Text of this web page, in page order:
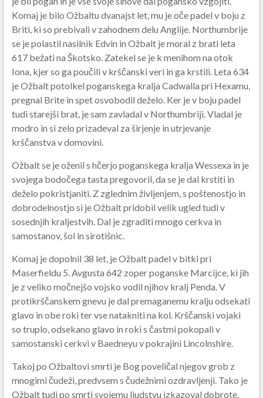
Komaj je bilo Ožbaltu dvanajst let, mu je oče padel v boju z
Briti, ki so prebivali v zahodnem delu Anglije. Northumbrije
se je polastil nasilnik Edvin in Ožbalt je moral z brati leta
617 bežati na Škotsko. Zatekel se je k menihom na otok
Iona, kjer so ga poučili v krščanski veri in ga krstili. Leta 634
je Ožbalt potolkel poganskega kralja Cadwalla pri Hexamu,
pregnal Brite in spet osvobodil deželo. Ker je v boju padel
tudi starejši brat, je sam zavladal v Northumbriji. Vladal je
modro in si zelo prizadeval za širjenje in utrjevanje
krščanstva v domovini.
Ožbalt se je oženil s hčerjo poganskega kralja Wessexa in je
svojega bodočega tasta pregovoril, da se je dal krstiti in
deželo pokristjaniti. Z zglednim življenjem, s poštenostjo in
dobrodelnostjo si je Ožbalt pridobil velik ugled tudi v
sosednjih kraljestvih. Dal je zgraditi mnogo cerkva in
samostanov, šol in sirotišnic.
Komaj je dopolnil 38 let, je Ožbalt padel v bitki pri
Maserfieldu 5. Avgusta 642 zoper poganske Marcijce, ki jih
je z veliko močnejšo vojsko vodil njihov kralj Penda. V
protikrščanskem gnevu je dal premaganemu kralju odsekati
glavo in obe roki ter vse natakniti na kol. Krščanski vojaki
so truplo, odsekano glavo in roki s častmi pokopali v
samostanski cerkvi v Baedneyu v pokrajini Lincolnshire.
Takoj po Ožbaltovi smrti je Bog poveličal njegov grob z
mnogimi čudeži, predvsem s čudežnimi ozdravljenji. Tako je
Ožbalt tudi po smrti svojemu ljudstvu izkazoval dobrote.